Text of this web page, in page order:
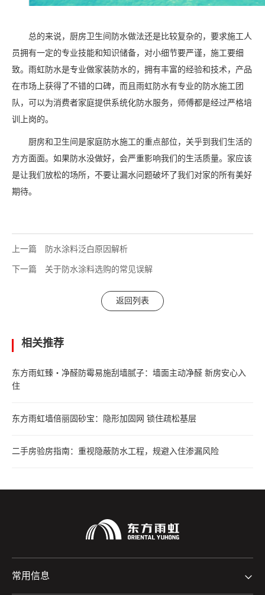
总的来说，厨房卫生间防水做法还是比较复杂的，要求施工人
员拥有一定的专业技能和知识储备，对小细节要严谨，施工要细
致。雨虹防水是专业做家装防水的，拥有丰富的经验和技术，产品
在市场上获得了不错的口碑，而且雨虹防水有专业的防水施工团
队，可以为消费者家庭提供系统化防水服务，师傅都是经过严格培
训上岗的。
厨房和卫生间是家庭防水施工的重点部位，关乎到我们生活的
方方面面。如果防水没做好，会严重影响我们的生活质量。家应该
是让我们放松的场所，不要让漏水问题破坏了我们对家的所有美好
期待。
上一篇 防水涂料泛白原因解析
下一篇 关于防水涂料选购的常见误解
返回列表
相关推荐
东方雨虹臻・净醛防霉易施刮墙腻子：墙面主动净醛 新房安心入
住
东方雨虹墙倍丽固砂宝：隐形加固网 锁住疏松基层
二手房验房指南：重视隐蔽防水工程，规避入住渗漏风险
常用信息